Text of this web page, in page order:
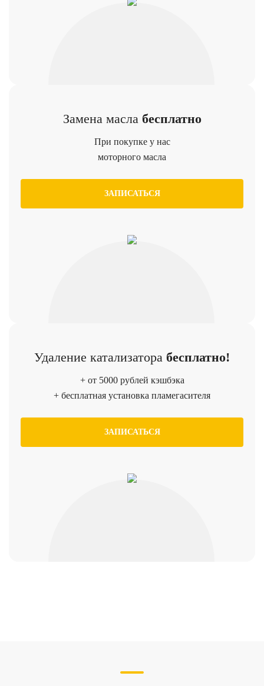
Замена масла бесплатно
При покупке у нас
моторного масла
ЗАПИСАТЬСЯ
Удаление катализатора бесплатно!
+ от 5000 рублей кэшбэка
+ бесплатная установка пламегасителя
ЗАПИСАТЬСЯ